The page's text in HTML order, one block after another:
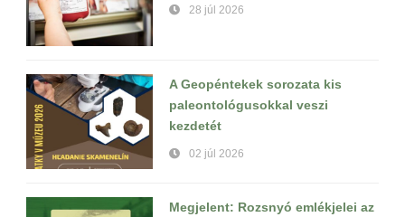
28 júl 2026
A Geopéntekek sorozata kis
paleontológusokkal veszi
kezdetét
02 júl 2026
Megjelent: Rozsnyó emlékjelei az